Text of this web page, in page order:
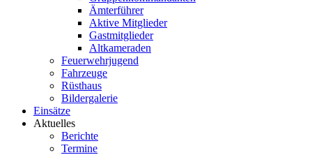
Ämterführer
Aktive Mitglieder
Gastmitglieder
Altkameraden
Feuerwehrjugend
Fahrzeuge
Rüsthaus
Bildergalerie
Einsätze
Aktuelles
Berichte
Termine